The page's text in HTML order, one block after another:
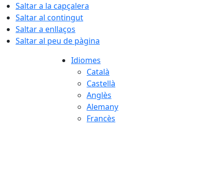
Saltar a la capçalera
Saltar al contingut
Saltar a enllaços
Saltar al peu de pàgina
Idiomes
Català
Castellà
Anglès
Alemany
Francès